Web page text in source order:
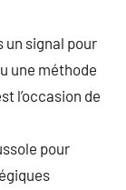
un signal pour
une méthode
l’occasion de
pour